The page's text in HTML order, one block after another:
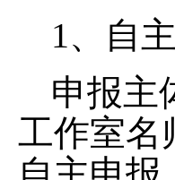
1、自
申报主
工作室名